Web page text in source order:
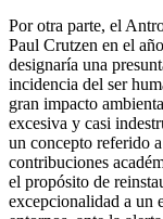
Por otra parte, el
Paul Crutzen en el
designaría una
incidencia del ser
gran impacto
excesiva y casi
un concepto referido
contribuciones
el propósito de
excepcionalidad a un